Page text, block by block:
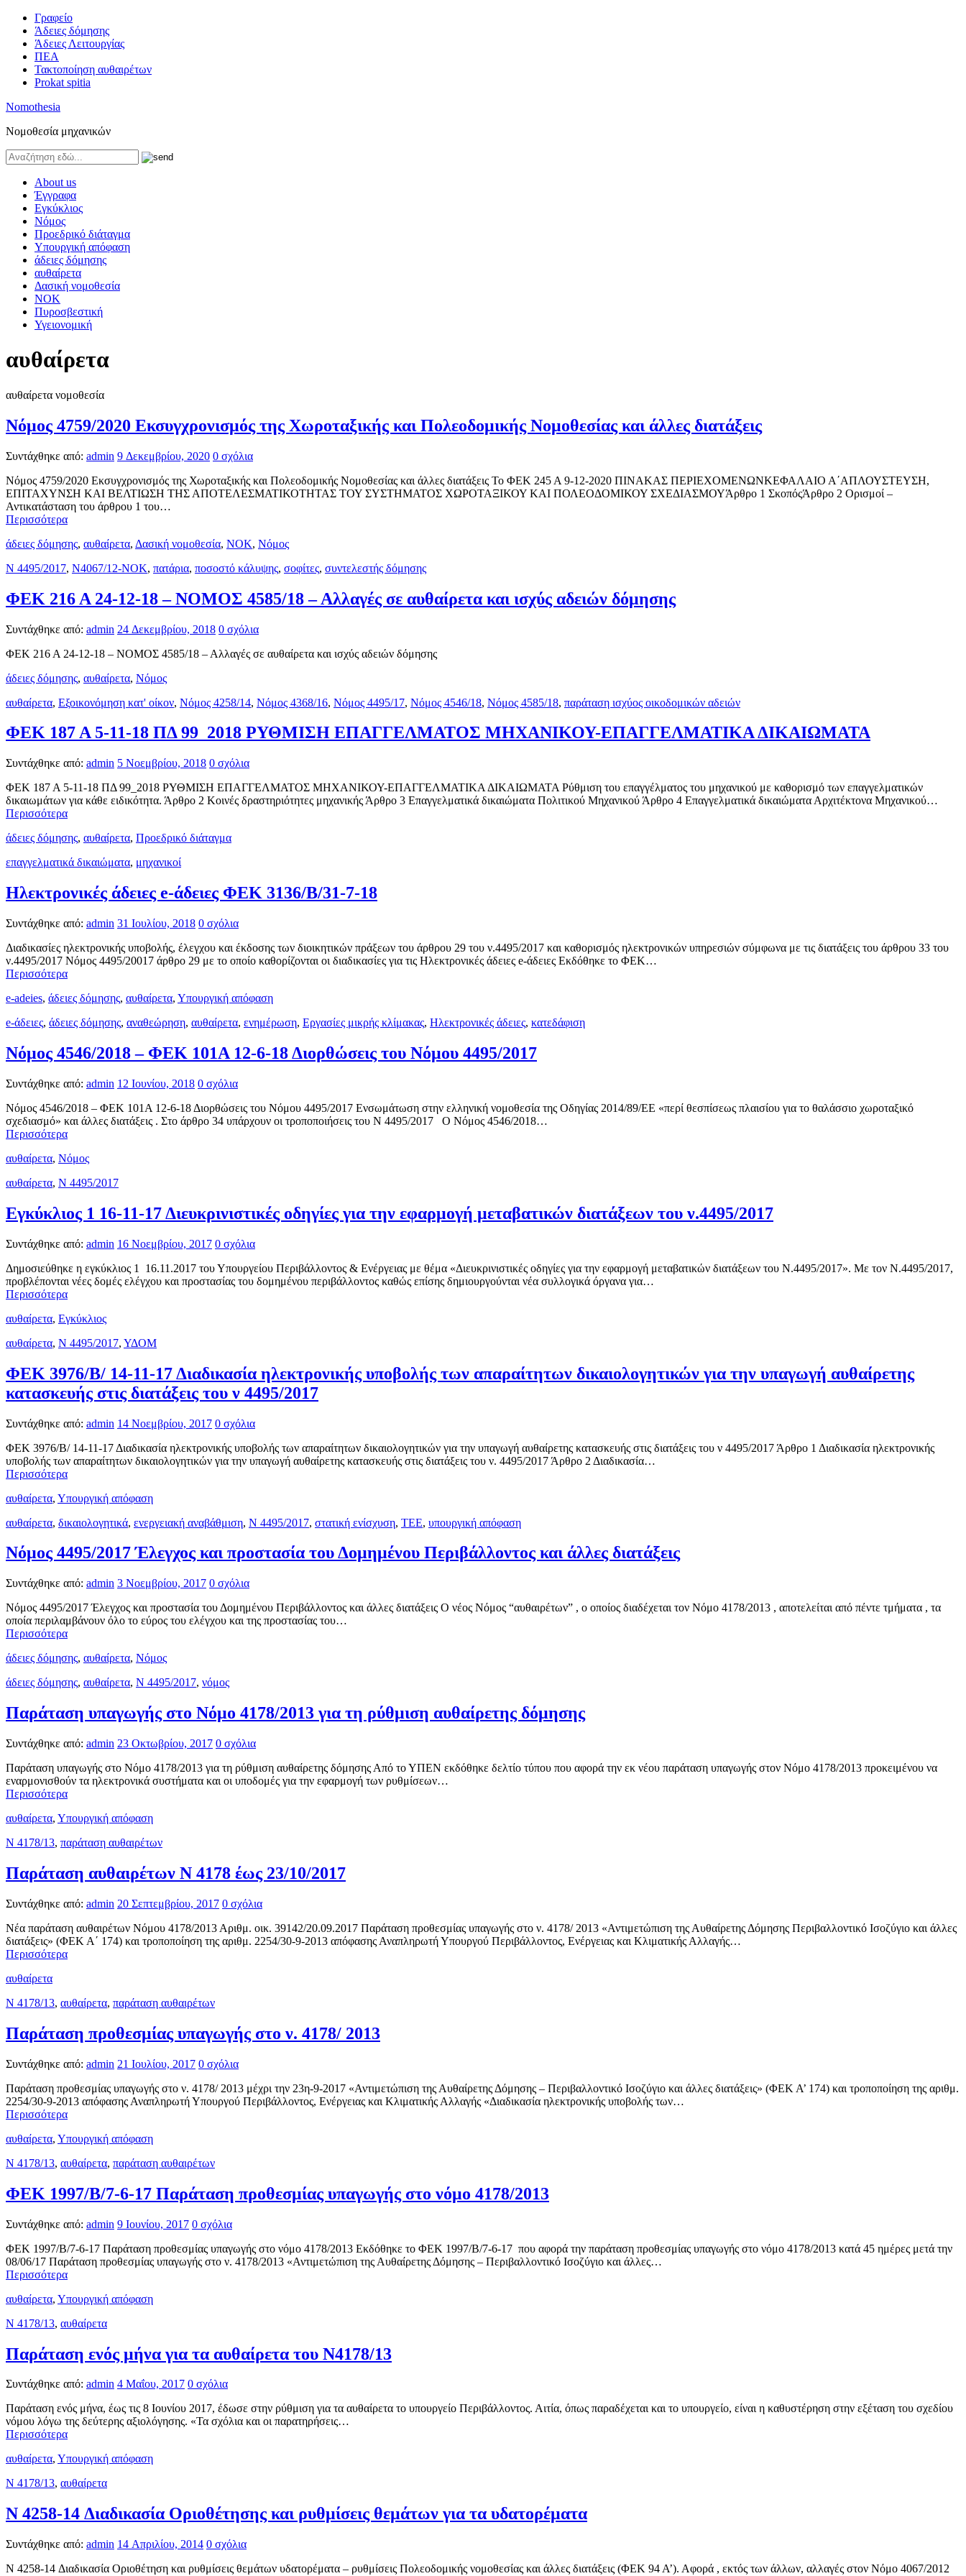
Γραφείο
Άδειες δόμησης
Άδειες Λειτουργίας
ΠΕΑ
Τακτοποίηση αυθαιρέτων
Prokat spitia
Nomothesia
Νομοθεσία μηχανικών
About us
Έγγραφα
Εγκύκλιος
Νόμος
Προεδρικό διάταγμα
Υπουργική απόφαση
άδειες δόμησης
αυθαίρετα
Δασική νομοθεσία
ΝΟΚ
Πυροσβεστική
Υγειονομική
αυθαίρετα
αυθαίρετα νομοθεσία
Νόμος 4759/2020 Εκσυγχρονισμός της Χωροταξικής και Πολεοδομικής Νομοθεσίας και άλλες διατάξεις
Συντάχθηκε από: admin 9 Δεκεμβρίου, 2020 0 σχόλια
Νόμος 4759/2020 Εκσυγχρονισμός της Χωροταξικής και Πολεοδομικής Νομοθεσίας και άλλες διατάξεις Το ΦΕΚ 245 Α 9-12-2020 ΠΙΝΑΚΑΣ ΠΕΡΙΕΧΟΜΕΝΩΝΚΕΦΑΛΑΙΟ Α΄ΑΠΛΟΥΣΤΕΥΣΗ,
ΕΠΙΤΑΧΥΝΣΗ ΚΑΙ ΒΕΛΤΙΩΣΗ ΤΗΣ ΑΠΟΤΕΛΕΣΜΑΤΙΚΟΤΗΤΑΣ ΤΟΥ ΣΥΣΤΗΜΑΤΟΣ ΧΩΡΟΤΑΞΙΚΟΥ ΚΑΙ ΠΟΛΕΟΔΟΜΙΚΟΥ ΣΧΕΔΙΑΣΜΟΥΆρθρο 1 ΣκοπόςΆρθρο 2 Ορισμοί –
Αντικατάσταση του άρθρου 1 του…
Περισσότερα
άδειες δόμησης, αυθαίρετα, Δασική νομοθεσία, ΝΟΚ, Νόμος
Ν 4495/2017, Ν4067/12-ΝΟΚ, πατάρια, ποσοστό κάλυψης, σοφίτες, συντελεστής δόμησης
ΦΕΚ 216 Α 24-12-18 – ΝΟΜΟΣ 4585/18 – Αλλαγές σε αυθαίρετα και ισχύς αδειών δόμησης
Συντάχθηκε από: admin 24 Δεκεμβρίου, 2018 0 σχόλια
ΦΕΚ 216 Α 24-12-18 – ΝΟΜΟΣ 4585/18 – Αλλαγές σε αυθαίρετα και ισχύς αδειών δόμησης
άδειες δόμησης, αυθαίρετα, Νόμος
αυθαίρετα, Εξοικονόμηση κατ' οίκον, Νόμος 4258/14, Νόμος 4368/16, Νόμος 4495/17, Νόμος 4546/18, Νόμος 4585/18, παράταση ισχύος οικοδομικών αδειών
ΦΕΚ 187 Α 5-11-18 ΠΔ 99_2018 ΡΥΘΜΙΣΗ ΕΠΑΓΓΕΛΜΑΤΟΣ ΜΗΧΑΝΙΚΟΥ-ΕΠΑΓΓΕΛΜΑΤΙΚΑ ΔΙΚΑΙΩΜΑΤΑ
Συντάχθηκε από: admin 5 Νοεμβρίου, 2018 0 σχόλια
ΦΕΚ 187 Α 5-11-18 ΠΔ 99_2018 ΡΥΘΜΙΣΗ ΕΠΑΓΓΕΛΜΑΤΟΣ ΜΗΧΑΝΙΚΟΥ-ΕΠΑΓΓΕΛΜΑΤΙΚΑ ΔΙΚΑΙΩΜΑΤΑ Ρύθμιση του επαγγέλματος του μηχανικού με καθορισμό των επαγγελματικών
δικαιωμάτων για κάθε ειδικότητα. Άρθρο 2 Κοινές δραστηριότητες μηχανικής Άρθρο 3 Επαγγελματικά δικαιώματα Πολιτικού Μηχανικού Άρθρο 4 Επαγγελματικά δικαιώματα Αρχιτέκτονα Μηχανικού…
Περισσότερα
άδειες δόμησης, αυθαίρετα, Προεδρικό διάταγμα
επαγγελματικά δικαιώματα, μηχανικοί
Ηλεκτρονικές άδειες e-άδειες ΦΕΚ 3136/Β/31-7-18
Συντάχθηκε από: admin 31 Ιουλίου, 2018 0 σχόλια
Διαδικασίες ηλεκτρονικής υποβολής, έλεγχου και έκδοσης των διοικητικών πράξεων του άρθρου 29 του ν.4495/2017 και καθορισμός ηλεκτρονικών υπηρεσιών σύμφωνα με τις διατάξεις του άρθρου 33 του
ν.4495/2017 Νόμος 4495/20017 άρθρο 29 με το οποίο καθορίζονται οι διαδικασίες για τις Ηλεκτρονικές άδειες e-άδειες Εκδόθηκε το ΦΕΚ…
Περισσότερα
e-adeies, άδειες δόμησης, αυθαίρετα, Υπουργική απόφαση
e-άδειες, άδειες δόμησης, αναθεώρηση, αυθαίρετα, ενημέρωση, Εργασίες μικρής κλίμακας, Ηλεκτρονικές άδειες, κατεδάφιση
Νόμος 4546/2018 – ΦΕΚ 101Α 12-6-18 Διορθώσεις του Νόμου 4495/2017
Συντάχθηκε από: admin 12 Ιουνίου, 2018 0 σχόλια
Νόμος 4546/2018 – ΦΕΚ 101Α 12-6-18 Διορθώσεις του Νόμου 4495/2017 Ενσωμάτωση στην ελληνική νομοθεσία της Οδηγίας 2014/89/ΕΕ «περί θεσπίσεως πλαισίου για το θαλάσσιο χωροταξικό
σχεδιασμό» και άλλες διατάξεις . Στο άρθρο 34 υπάρχουν οι τροποποιήσεις του Ν 4495/2017 Ο Νόμος 4546/2018…
Περισσότερα
αυθαίρετα, Νόμος
αυθαίρετα, Ν 4495/2017
Εγκύκλιος 1 16-11-17 Διευκρινιστικές οδηγίες για την εφαρμογή μεταβατικών διατάξεων του ν.4495/2017
Συντάχθηκε από: admin 16 Νοεμβρίου, 2017 0 σχόλια
Δημοσιεύθηκε η εγκύκλιος 1 16.11.2017 του Υπουργείου Περιβάλλοντος & Ενέργειας με θέμα «Διευκρινιστικές οδηγίες για την εφαρμογή μεταβατικών διατάξεων του Ν.4495/2017». Με τον Ν.4495/2017,
προβλέπονται νέες δομές ελέγχου και προστασίας του δομημένου περιβάλλοντος καθώς επίσης δημιουργούνται νέα συλλογικά όργανα για…
Περισσότερα
αυθαίρετα, Εγκύκλιος
αυθαίρετα, Ν 4495/2017, ΥΔΟΜ
ΦΕΚ 3976/Β/ 14-11-17 Διαδικασία ηλεκτρονικής υποβολής των απαραίτητων δικαιολογητικών για την υπαγωγή αυθαίρετης
κατασκευής στις διατάξεις του ν 4495/2017
Συντάχθηκε από: admin 14 Νοεμβρίου, 2017 0 σχόλια
ΦΕΚ 3976/Β/ 14-11-17 Διαδικασία ηλεκτρονικής υποβολής των απαραίτητων δικαιολογητικών για την υπαγωγή αυθαίρετης κατασκευής στις διατάξεις του ν 4495/2017 Άρθρο 1 Διαδικασία ηλεκτρονικής
υποβολής των απαραίτητων δικαιολογητικών για την υπαγωγή αυθαίρετης κατασκευής στις διατάξεις του ν. 4495/2017 Άρθρο 2 Διαδικασία…
Περισσότερα
αυθαίρετα, Υπουργική απόφαση
αυθαίρετα, δικαιολογητικά, ενεργειακή αναβάθμιση, Ν 4495/2017, στατική ενίσχυση, ΤΕΕ, υπουργική απόφαση
Νόμος 4495/2017 Έλεγχος και προστασία του Δομημένου Περιβάλλοντος και άλλες διατάξεις
Συντάχθηκε από: admin 3 Νοεμβρίου, 2017 0 σχόλια
Νόμος 4495/2017 Έλεγχος και προστασία του Δομημένου Περιβάλλοντος και άλλες διατάξεις Ο νέος Νόμος “αυθαιρέτων” , ο οποίος διαδέχεται τον Νόμο 4178/2013 , αποτελείται από πέντε τμήματα , τα
οποία περιλαμβάνουν όλο το εύρος του ελέγχου και της προστασίας του…
Περισσότερα
άδειες δόμησης, αυθαίρετα, Νόμος
άδειες δόμησης, αυθαίρετα, Ν 4495/2017, νόμος
Παράταση υπαγωγής στο Νόμο 4178/2013 για τη ρύθμιση αυθαίρετης δόμησης
Συντάχθηκε από: admin 23 Οκτωβρίου, 2017 0 σχόλια
Παράταση υπαγωγής στο Νόμο 4178/2013 για τη ρύθμιση αυθαίρετης δόμησης Από το ΥΠΕΝ εκδόθηκε δελτίο τύπου που αφορά την εκ νέου παράταση υπαγωγής στον Νόμο 4178/2013 προκειμένου να
εναρμονισθούν τα ηλεκτρονικά συστήματα και οι υποδομές για την εφαρμογή των ρυθμίσεων…
Περισσότερα
αυθαίρετα, Υπουργική απόφαση
N 4178/13, παράταση αυθαιρέτων
Παράταση αυθαιρέτων N 4178 έως 23/10/2017
Συντάχθηκε από: admin 20 Σεπτεμβρίου, 2017 0 σχόλια
Νέα παράταση αυθαιρέτων Νόμου 4178/2013 Αριθμ. οικ. 39142/20.09.2017 Παράταση προθεσμίας υπαγωγής στο ν. 4178/ 2013 «Αντιμετώπιση της Αυθαίρετης Δόμησης Περιβαλλοντικό Ισοζύγιο και άλλες
διατάξεις» (ΦΕΚ Α΄ 174) και τροποποίηση της αριθμ. 2254/30-9-2013 απόφασης Αναπληρωτή Υπουργού Περιβάλλοντος, Ενέργειας και Κλιματικής Αλλαγής…
Περισσότερα
αυθαίρετα
N 4178/13, αυθαίρετα, παράταση αυθαιρέτων
Παράταση προθεσμίας υπαγωγής στο ν. 4178/ 2013
Συντάχθηκε από: admin 21 Ιουλίου, 2017 0 σχόλια
Παράταση προθεσμίας υπαγωγής στο ν. 4178/ 2013 μέχρι την 23η-9-2017 «Αντιμετώπιση της Αυθαίρετης Δόμησης – Περιβαλλοντικό Ισοζύγιο και άλλες διατάξεις» (ΦΕΚ Α’ 174) και τροποποίηση της αριθμ.
2254/30-9-2013 απόφασης Αναπληρωτή Υπουργού Περιβάλλοντος, Ενέργειας και Κλιματικής Αλλαγής «Διαδικασία ηλεκτρονικής υποβολής των…
Περισσότερα
αυθαίρετα, Υπουργική απόφαση
N 4178/13, αυθαίρετα, παράταση αυθαιρέτων
ΦΕΚ 1997/Β/7-6-17 Παράταση προθεσμίας υπαγωγής στο νόμο 4178/2013
Συντάχθηκε από: admin 9 Ιουνίου, 2017 0 σχόλια
ΦΕΚ 1997/Β/7-6-17 Παράταση προθεσμίας υπαγωγής στο νόμο 4178/2013 Εκδόθηκε το ΦΕΚ 1997/Β/7-6-17 που αφορά την παράταση προθεσμίας υπαγωγής στο νόμο 4178/2013 κατά 45 ημέρες μετά την
08/06/17 Παράταση προθεσμίας υπαγωγής στο ν. 4178/2013 «Αντιμετώπιση της Αυθαίρετης Δόμησης – Περιβαλλοντικό Ισοζύγιο και άλλες…
Περισσότερα
αυθαίρετα, Υπουργική απόφαση
N 4178/13, αυθαίρετα
Παράταση ενός μήνα για τα αυθαίρετα του Ν4178/13
Συντάχθηκε από: admin 4 Μαΐου, 2017 0 σχόλια
Παράταση ενός μήνα, έως τις 8 Ιουνίου 2017, έδωσε στην ρύθμιση για τα αυθαίρετα το υπουργείο Περιβάλλοντος. Αιτία, όπως παραδέχεται και το υπουργείο, είναι η καθυστέρηση στην εξέταση του σχεδίου
νόμου λόγω της δεύτερης αξιολόγησης. «Τα σχόλια και οι παρατηρήσεις…
Περισσότερα
αυθαίρετα, Υπουργική απόφαση
N 4178/13, αυθαίρετα
N 4258-14 Διαδικασία Οριοθέτησης και ρυθμίσεις θεμάτων για τα υδατορέματα
Συντάχθηκε από: admin 14 Απριλίου, 2014 0 σχόλια
N 4258-14 Διαδικασία Οριοθέτηση και ρυθμίσεις θεμάτων υδατορέματα – ρυθμίσεις Πολεοδομικής νομοθεσίας και άλλες διατάξεις (ΦΕΚ 94 Α’). Αφορά , εκτός των άλλων, αλλαγές στον Νόμο 4067/2012